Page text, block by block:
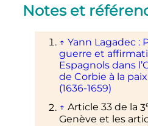
Notes et
↑ Yann Lagadec :
guerre et
Espagnols dans
de Corbie à la
(1636-1659)
↑ Article 33 de la 3
Genève et les